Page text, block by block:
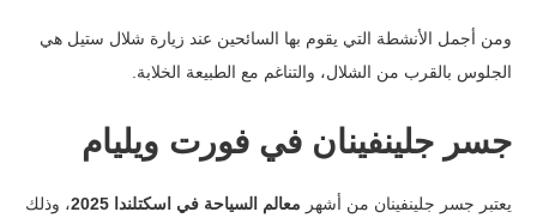
ومن أجمل الأنشطة التي يقوم بها السائحين عند زيارة شلال ستيل هي
الجلوس بالقرب من الشلال، والتناغم مع الطبيعة الخلابة.
جسر جلينفينان في فورت ويليام
يعتبر جسر جلينفينان من أشهر معالم السياحة في اسكتلندا 2025
، وذلك